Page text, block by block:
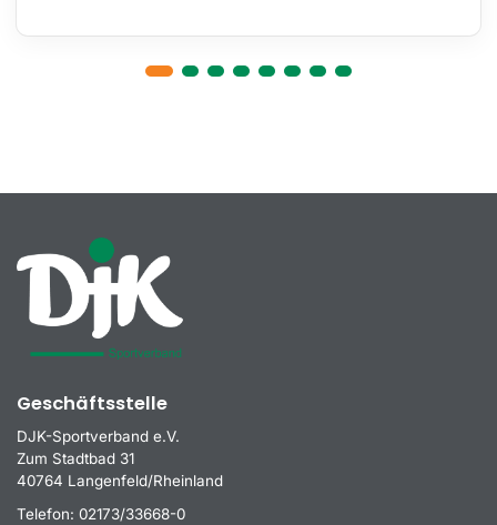
Geschäftsstelle
DJK-Sportverband e.V.
Zum Stadtbad 31
40764 Langenfeld/Rheinland
Telefon: 02173/33668-0